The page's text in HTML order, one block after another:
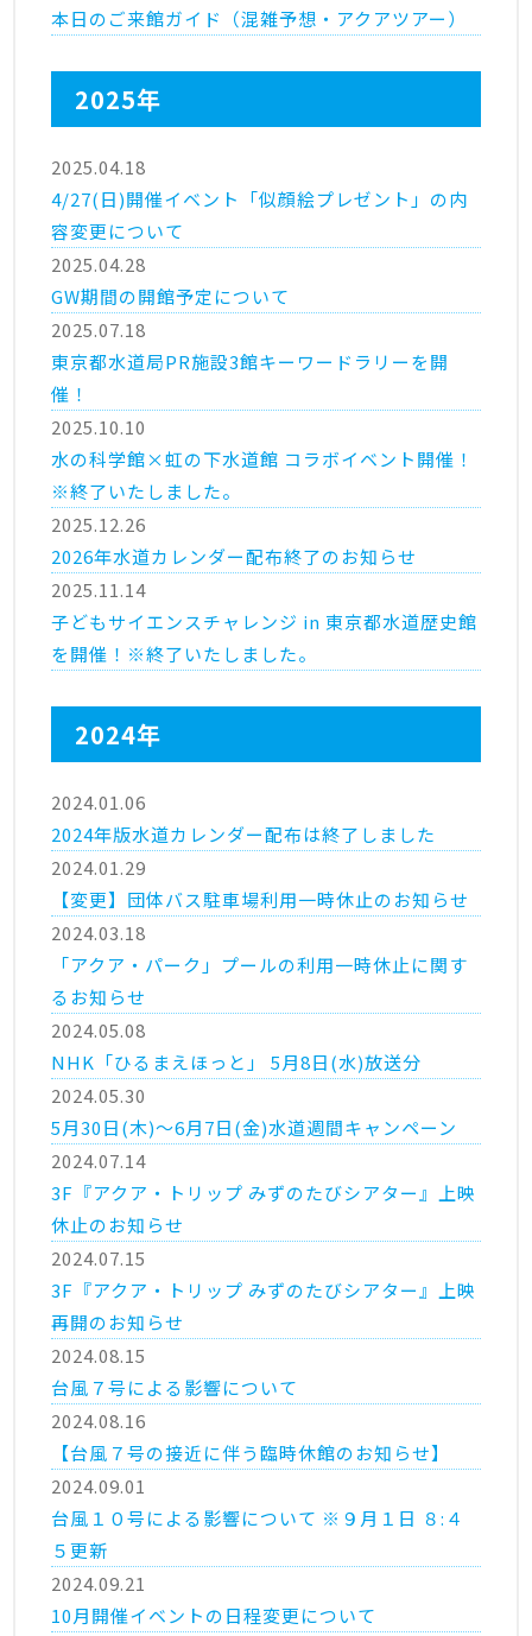
本日のご来館ガイド（混雑予想・アクアツアー）
2025年
2025.04.18
4/27(日)開催イベント「似顔絵プレゼント」の内
容変更について
2025.04.28
GW期間の開館予定について
2025.07.18
東京都水道局PR施設3館キーワードラリーを開
催！
2025.10.10
水の科学館×虹の下水道館 コラボイベント開催！
※終了いたしました。
2025.12.26
2026年水道カレンダー配布終了のお知らせ
2025.11.14
子どもサイエンスチャレンジ in 東京都水道歴史館
を開催！※終了いたしました。
2024年
2024.01.06
2024年版水道カレンダー配布は終了しました
2024.01.29
【変更】団体バス駐車場利用一時休止のお知らせ
2024.03.18
「アクア・パーク」プールの利用一時休止に関す
るお知らせ
2024.05.08
NHK「ひるまえほっと」 5月8日(水)放送分
2024.05.30
5月30日(木)～6月7日(金)水道週間キャンペーン
2024.07.14
3F『アクア・トリップ みずのたびシアター』上映
休止のお知らせ
2024.07.15
3F『アクア・トリップ みずのたびシアター』上映
再開のお知らせ
2024.08.15
台風７号による影響について
2024.08.16
【台風７号の接近に伴う臨時休館のお知らせ】
2024.09.01
台風１０号による影響について ※９月１日 ８:４
５更新
2024.09.21
10月開催イベントの日程変更について